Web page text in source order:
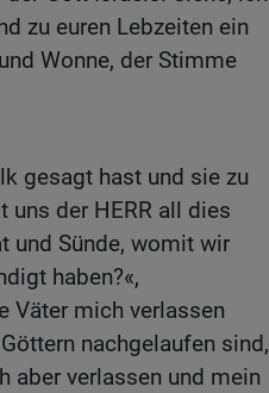
zu euren Lebzeiten ein
Wonne, der Stimme
gesagt hast und sie zu
uns der HERR all dies
und Sünde, womit wir
haben?«,
Väter mich verlassen
nachgelaufen sind,
aber verlassen und mein